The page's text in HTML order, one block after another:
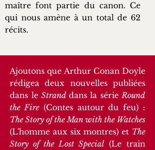
maître font partie du canon. Ce
qui nous amène à un total de 62
récits.
Ajoutons que Arthur Conan Doyle
rédigea deux nouvelles publiées
dans le Strand dans la sérieRound
the Fire(Contes autour du feu) :
The Story of the Man with the Watches
(L'homme aux six montres) et The
Story of the Lost Special(Le train